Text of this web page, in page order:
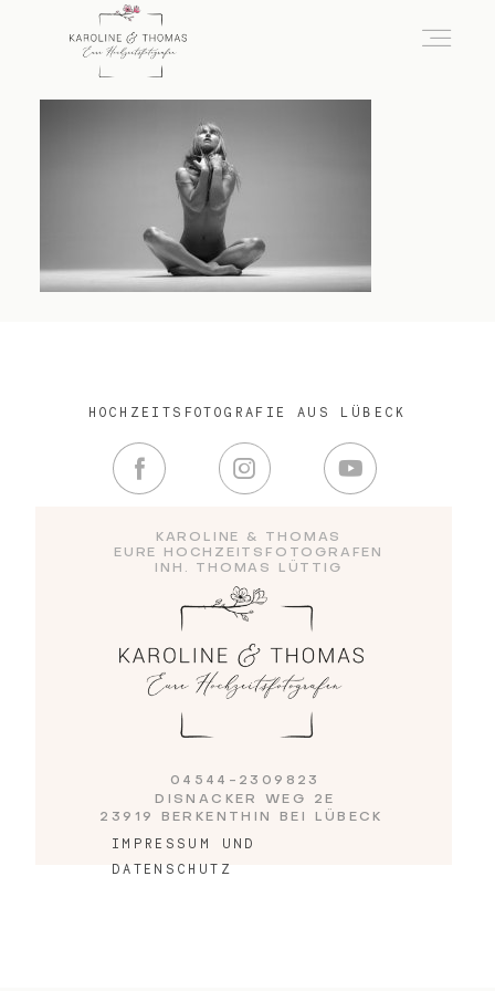
KAROLINE & THOMAS
EURE HOCHZEITSFOTOGRAFEN
INH. THOMAS LÜTTIG
IMPRESSUM UND
DATENSCHUTZ
04544-2309823
DISNACKER WEG 2E
23919 BERKENTHIN BEI LÜBECK
HOCHZEITSFOTOGRAFIE AUS LÜBECK
Hochzeit
Kontakt
Blog
Impressum